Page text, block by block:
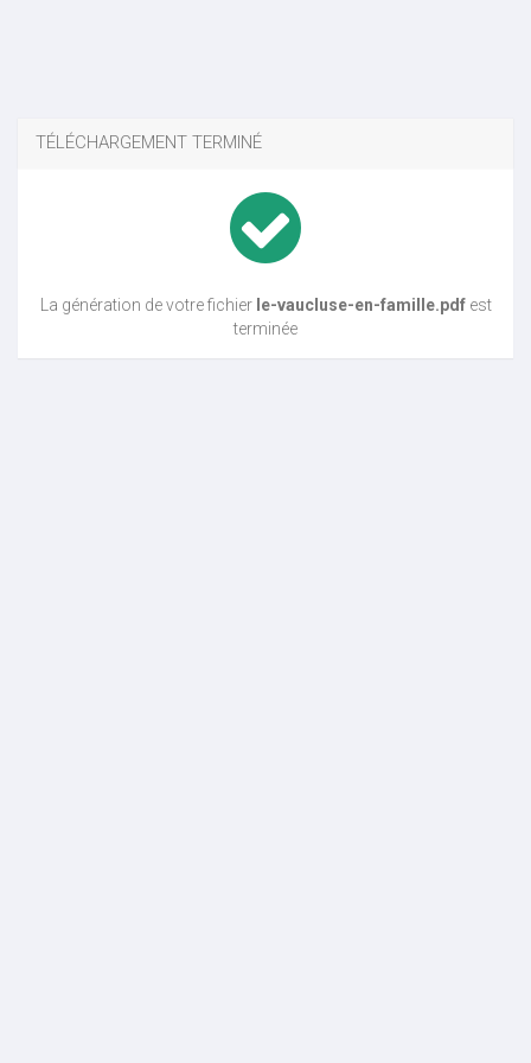
TÉLÉCHARGEMENT TERMINÉ
La génération de votre fichier le-vaucluse-en-famille.pdfest
terminée